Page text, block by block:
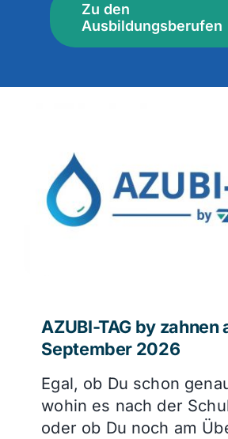
Zu den
Ausbildungsberufen
AZUBI-TAG by zahnen
September 2026
Egal, ob Du schon
wohin es nach der
oder ob Du noch am